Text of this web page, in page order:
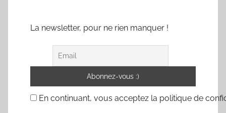
La newsletter, pour ne rien manquer !
En continuant, vous acceptez la politique de